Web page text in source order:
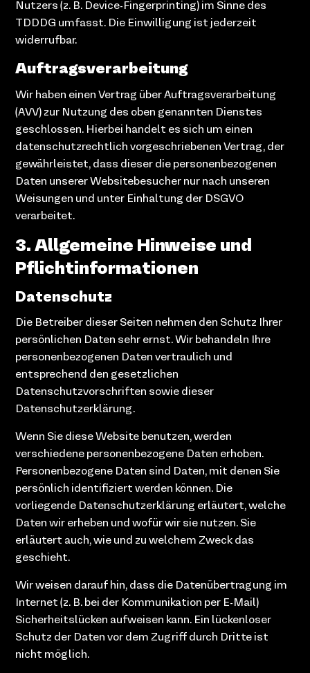
Nutzers (z. B. Device-Fingerprinting) im Sinne des
TDDDG umfasst. Die Einwilligung ist jederzeit
widerrufbar.
Auftragsverarbeitung
Wir haben einen Vertrag über Auftragsverarbeitung
(AVV) zur Nutzung des oben genannten Dienstes
geschlossen. Hierbei handelt es sich um einen
datenschutzrechtlich vorgeschriebenen Vertrag, der
gewährleistet, dass dieser die personenbezogenen
Daten unserer Websitebesucher nur nach unseren
Weisungen und unter Einhaltung der DSGVO
verarbeitet.
3. Allgemeine Hinweise und
Pflicht­informationen
Datenschutz
Die Betreiber dieser Seiten nehmen den Schutz Ihrer
persönlichen Daten sehr ernst. Wir behandeln Ihre
personenbezogenen Daten vertraulich und
entsprechend den gesetzlichen
Datenschutzvorschriften sowie dieser
Datenschutzerklärung.
Wenn Sie diese Website benutzen, werden
verschiedene personenbezogene Daten erhoben.
Personenbezogene Daten sind Daten, mit denen Sie
persönlich identifiziert werden können. Die
vorliegende Datenschutzerklärung erläutert, welche
Daten wir erheben und wofür wir sie nutzen. Sie
erläutert auch, wie und zu welchem Zweck das
geschieht.
Wir weisen darauf hin, dass die Datenübertragung im
Internet (z. B. bei der Kommunikation per E-Mail)
Sicherheitslücken aufweisen kann. Ein lückenloser
Schutz der Daten vor dem Zugriff durch Dritte ist
nicht möglich.